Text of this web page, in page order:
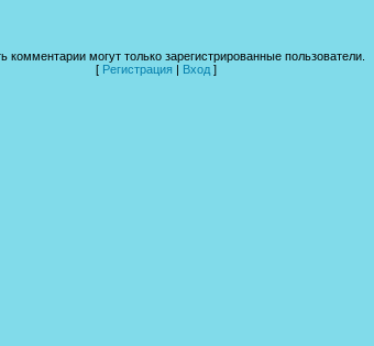
комментарии могут только зарегистрированные пользователи.
[ Регистрация | Вход ]